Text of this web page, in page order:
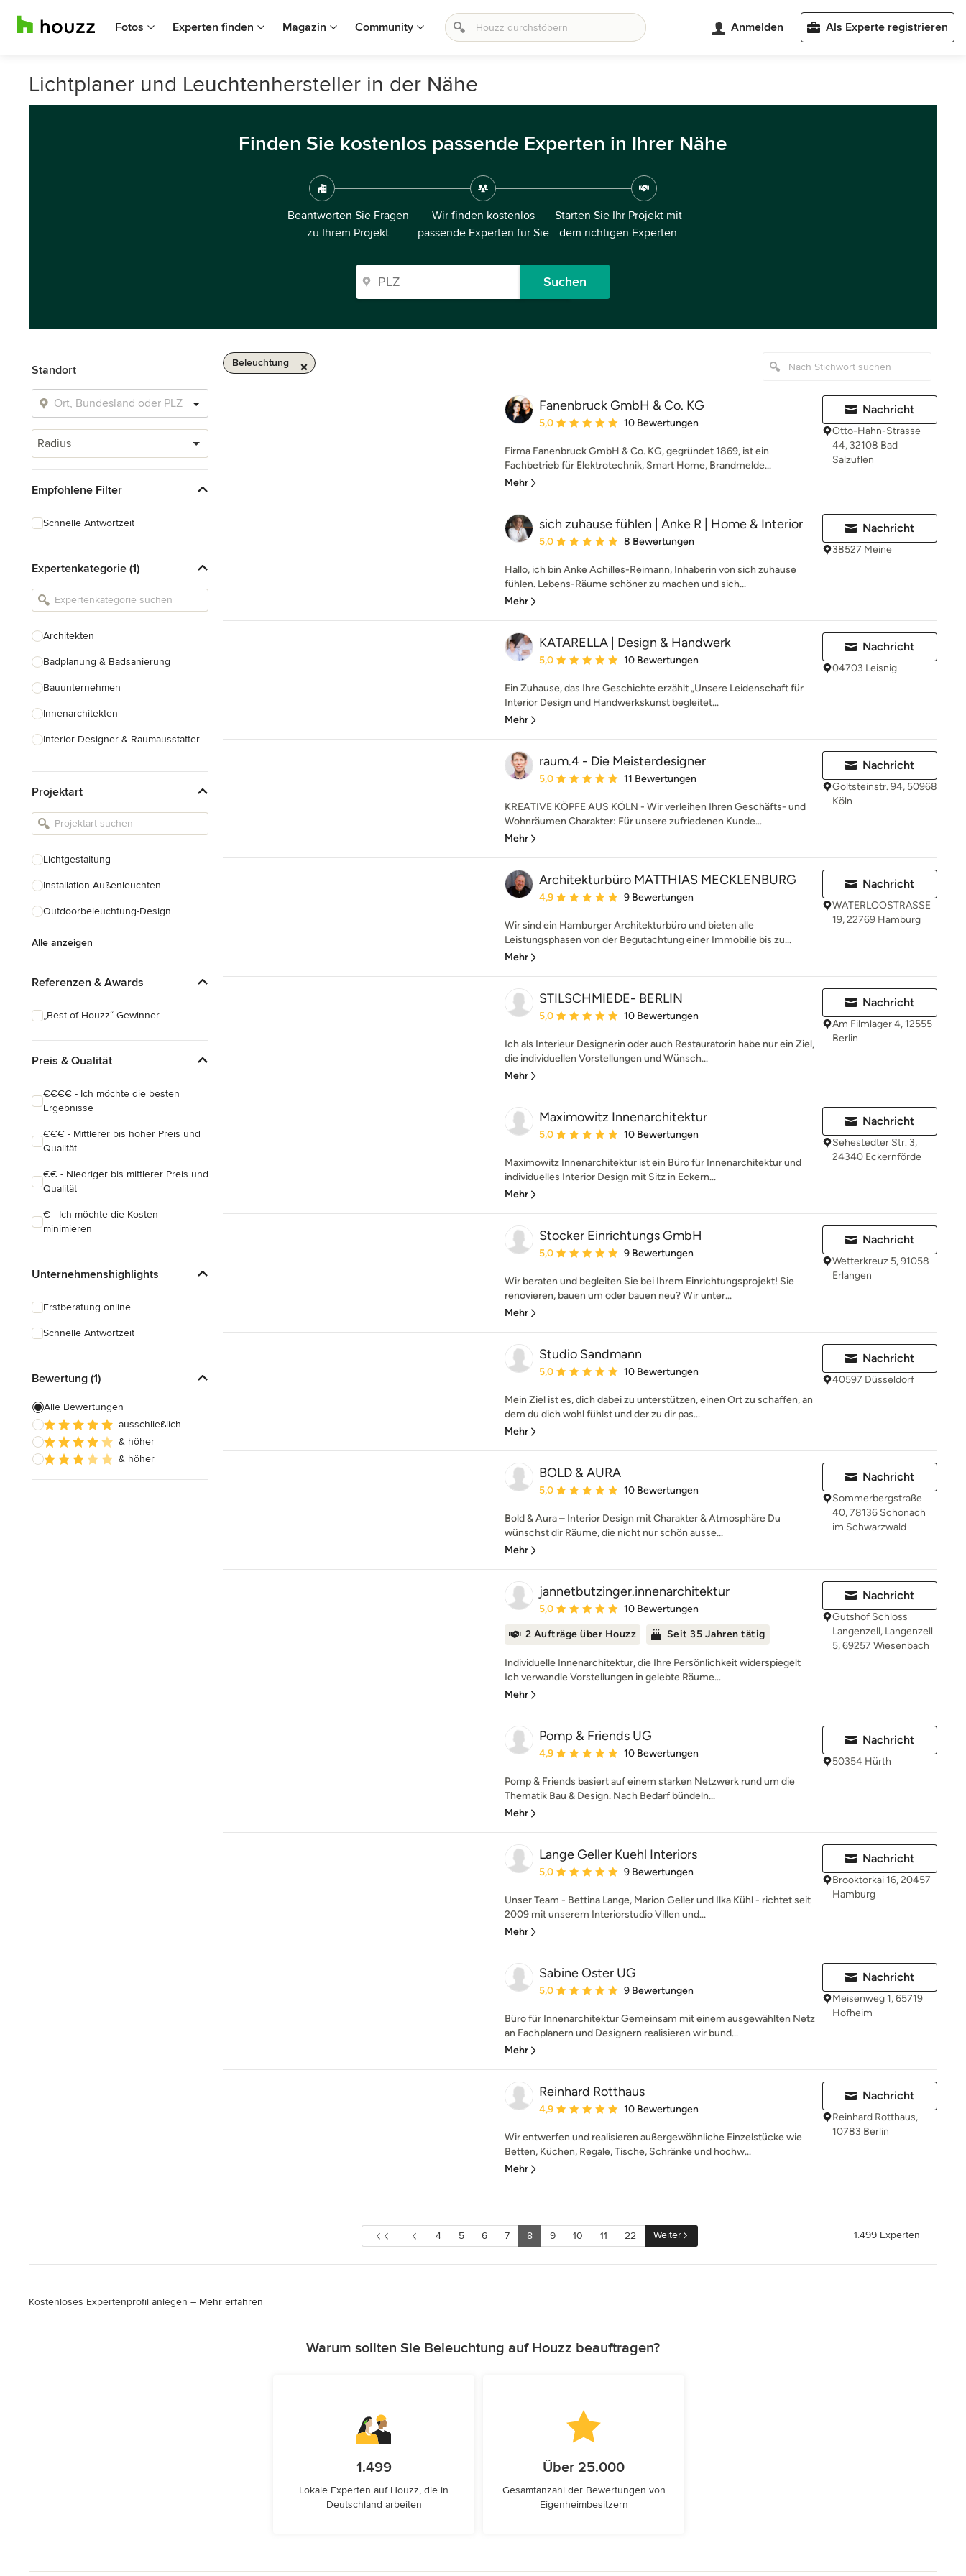
Fotos Experten finden Magazin Community Anmelden Als Experte registrieren
Lichtplaner und Leuchtenhersteller in der Nähe
Finden Sie kostenlos passende Experten in Ihrer Nähe
Beantworten Sie Fragen
zu Ihrem Projekt
Wir finden kostenlos
passende Experten für Sie
Starten Sie Ihr Projekt mit
dem richtigen Experten
Suchen
Standort
Radius
Empfohlene Filter
Schnelle Antwortzeit
Expertenkategorie (1)
Architekten
Badplanung & Badsanierung
Bauunternehmen
Innenarchitekten
Interior Designer & Raumausstatter
Landschaftsarchitekten
Armaturen & Sanitärbedarf
Einbauschränke
Projektart
Lichtgestaltung
Installation Außenleuchten
Outdoorbeleuchtung-Design
Alle anzeigen
Referenzen & Awards
„Best of Houzz“-Gewinner
Preis & Qualität
€€€€ - Ich möchte die besten
Ergebnisse
€€€ - Mittlerer bis hoher Preis und
Qualität
€€ - Niedriger bis mittlerer Preis und
Qualität
€ - Ich möchte die Kosten
minimieren
Unternehmenshighlights
Erstberatung online
Schnelle Antwortzeit
Bewertung (1)
Alle Bewertungen
ausschließlich
& höher
& höher
Beleuchtung
Fanenbruck GmbH & Co. KG
Durchschnittliche Bewertung: 5 von 5 Sternen
5,0 10 Bewertungen
Firma Fanenbruck GmbH & Co. KG, gegründet 1869, ist ein
Fachbetrieb für Elektrotechnik, Smart Home, Brandmelde...
Mehr
Nachricht
Otto-Hahn-Strasse
44, 32108 Bad
Salzuflen
sich zuhause fühlen | Anke R | Home & Interior
Durchschnittliche Bewertung: 5 von 5 Sternen
5,0 8 Bewertungen
Hallo, ich bin Anke Achilles-Reimann, Inhaberin von sich zuhause
fühlen. Lebens-Räume schöner zu machen und sich...
Mehr
Nachricht
38527 Meine
KATARELLA | Design & Handwerk
Durchschnittliche Bewertung: 5 von 5 Sternen
5,0 10 Bewertungen
Ein Zuhause, das Ihre Geschichte erzählt „Unsere Leidenschaft für
Interior Design und Handwerkskunst begleitet...
Mehr
Nachricht
04703 Leisnig
raum.4 - Die Meisterdesigner
Durchschnittliche Bewertung: 5 von 5 Sternen
5,0 11 Bewertungen
KREATIVE KÖPFE AUS KÖLN - Wir verleihen Ihren Geschäfts- und
Wohnräumen Charakter: Für unsere zufriedenen Kunde...
Mehr
Nachricht
Goltsteinstr. 94, 50968
Köln
Architekturbüro MATTHIAS MECKLENBURG
Durchschnittliche Bewertung: 4.9 von 5 Sternen
4,9 9 Bewertungen
Wir sind ein Hamburger Architekturbüro und bieten alle
Leistungsphasen von der Begutachtung einer Immobilie bis zu...
Mehr
Nachricht
WATERLOOSTRASSE
19, 22769 Hamburg
STILSCHMIEDE- BERLIN
Durchschnittliche Bewertung: 5 von 5 Sternen
5,0 10 Bewertungen
Ich als Interieur Designerin oder auch Restauratorin habe nur ein Ziel,
die individuellen Vorstellungen und Wünsch...
Mehr
Nachricht
Am Filmlager 4, 12555
Berlin
Maximowitz Innenarchitektur
Durchschnittliche Bewertung: 5 von 5 Sternen
5,0 10 Bewertungen
Maximowitz Innenarchitektur ist ein Büro für Innenarchitektur und
individuelles Interior Design mit Sitz in Eckern...
Mehr
Nachricht
Sehestedter Str. 3,
24340 Eckernförde
Stocker Einrichtungs GmbH
Durchschnittliche Bewertung: 5 von 5 Sternen
5,0 9 Bewertungen
Wir beraten und begleiten Sie bei Ihrem Einrichtungsprojekt! Sie
renovieren, bauen um oder bauen neu? Wir unter...
Mehr
Nachricht
Wetterkreuz 5, 91058
Erlangen
Studio Sandmann
Durchschnittliche Bewertung: 5 von 5 Sternen
5,0 10 Bewertungen
Mein Ziel ist es, dich dabei zu unterstützen, einen Ort zu schaffen, an
dem du dich wohl fühlst und der zu dir pas...
Mehr
Nachricht
40597 Düsseldorf
BOLD & AURA
Durchschnittliche Bewertung: 5 von 5 Sternen
5,0 10 Bewertungen
Bold & Aura – Interior Design mit Charakter & Atmosphäre Du
wünschst dir Räume, die nicht nur schön ausse...
Mehr
Nachricht
Sommerbergstraße
40, 78136 Schonach
im Schwarzwald
jannetbutzinger.innenarchitektur
Durchschnittliche Bewertung: 5 von 5 Sternen
5,0 10 Bewertungen
2 Aufträge über Houzz Seit 35 Jahren tätig
Individuelle Innenarchitektur, die Ihre Persönlichkeit widerspiegelt
Ich verwandle Vorstellungen in gelebte Räume...
Mehr
Nachricht
Gutshof Schloss
Langenzell, Langenzell
5, 69257 Wiesenbach
Pomp & Friends UG
Durchschnittliche Bewertung: 4.9 von 5 Sternen
4,9 10 Bewertungen
Pomp & Friends basiert auf einem starken Netzwerk rund um die
Thematik Bau & Design. Nach Bedarf bündeln...
Mehr
Nachricht
50354 Hürth
Lange Geller Kuehl Interiors
Durchschnittliche Bewertung: 5 von 5 Sternen
5,0 9 Bewertungen
Unser Team - Bettina Lange, Marion Geller und Ilka Kühl - richtet seit
2009 mit unserem Interiorstudio Villen und...
Mehr
Nachricht
Brooktorkai 16, 20457
Hamburg
Sabine Oster UG
Durchschnittliche Bewertung: 5 von 5 Sternen
5,0 9 Bewertungen
Büro für Innenarchitektur Gemeinsam mit einem ausgewählten Netz
an Fachplanern und Designern realisieren wir bund...
Mehr
Nachricht
Meisenweg 1, 65719
Hofheim
Reinhard Rotthaus
Durchschnittliche Bewertung: 4.9 von 5 Sternen
4,9 10 Bewertungen
Wir entwerfen und realisieren außergewöhnliche Einzelstücke wie
Betten, Küchen, Regale, Tische, Schränke und hochw...
Mehr
Nachricht
Reinhard Rotthaus,
10783 Berlin
4 5 6 7 8 9 10 11 22 Weiter 1.499 Experten
Kostenloses Expertenprofil anlegen – Mehr erfahren
Warum sollten Sie Beleuchtung auf Houzz beauftragen?
1.499
Lokale Experten auf Houzz, die in
Deutschland arbeiten
Über 25.000
Gesamtanzahl der Bewertungen von
Eigenheimbesitzern